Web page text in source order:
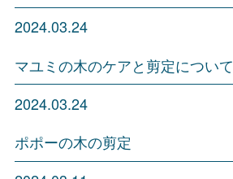
2024.03.24
マユミの木のケアと剪定について
2024.03.24
ポポーの木の剪定